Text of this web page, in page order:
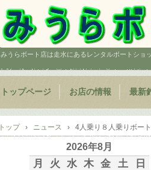
みうらボート店は走水にあるレンタルボートショ
トップページ お店の情報 最新
トップ › ニュース › 4人乗り８人乗りボー
2026年8月
月 火 水 木 金 土
日